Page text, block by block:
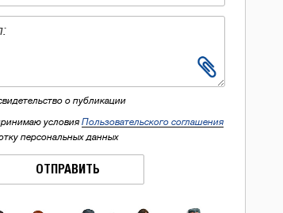
о публикации
условия Пользовательского соглашения
персональных данных
ОТПРАВИТЬ